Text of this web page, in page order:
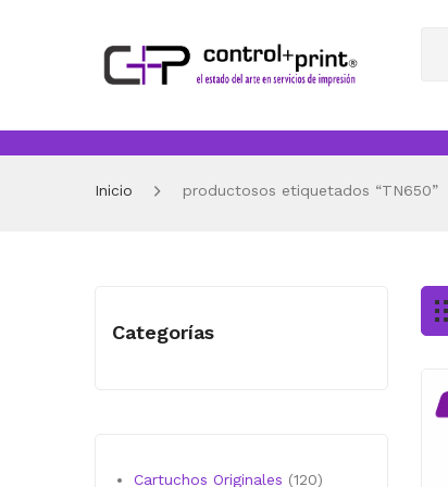
Inicio productosos etiquetados “TN650”
Categorías
Cartuchos Originales 120120